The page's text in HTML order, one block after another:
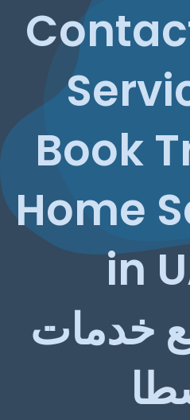
Book
Home
in